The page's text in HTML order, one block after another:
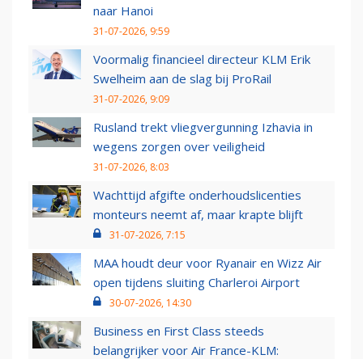
naar Hanoi
31-07-2026, 9:59
Voormalig financieel directeur KLM Erik
Swelheim aan de slag bij ProRail
31-07-2026, 9:09
Rusland trekt vliegvergunning Izhavia in
wegens zorgen over veiligheid
31-07-2026, 8:03
Wachttijd afgifte onderhoudslicenties
monteurs neemt af, maar krapte blijft
31-07-2026, 7:15
MAA houdt deur voor Ryanair en Wizz Air
open tijdens sluiting Charleroi Airport
30-07-2026, 14:30
Business en First Class steeds
belangrijker voor Air France-KLM: